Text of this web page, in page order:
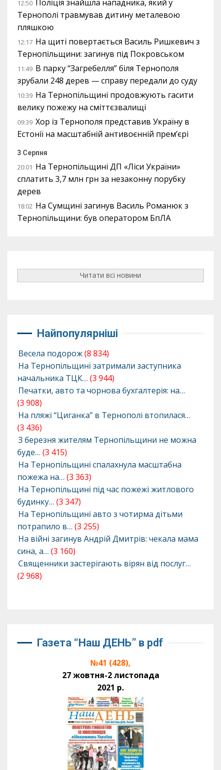
12:50 Поліція знайшла нападника, який у
Тернополі травмував дитину металевою
пляшкою
12:17 На щиті повертається Василь Ришкевич з
Тернопільщини: загинув під Покровськом
11:49 В парку “Загребелля” біля Тернополя
зрубали 248 дерев — справу передали до суду
10:39 На Тернопільщині продовжують гасити
велику пожежу на сміттєзвалищі
09:39 Хор із Тернополя представив Україну в
Естонії на масштабній антивоєнній прем’єрі
3 Серпня
20:01 На Тернопільщині ДП «Ліси України»
сплатить 3,7 млн грн за незаконну порубку
дерев
18:02 На Сумщині загинув Василь Романюк з
Тернопільщини: був оператором БпЛА
Читати всі новини
Найпопулярніші
Весела подорож(8 834)
На Тернопільщині затримали заступника
начальника ТЦК… (3 944)
Печатки, авто та чорнова бухгалтерія: на…
(3 908)
На пляжі “Циганка” в Тернополі втопилася…
(3 436)
З березня жителям Тернопільщини не можна
буде… (3 415)
На Тернопільщині спалахнула масштабна
пожежа на… (3 363)
На Тернопільщині під час пожежі житлового
будинку… (3 347)
На Тернопільщині авто з чотирма дітьми
потрапило в… (3 255)
На війні загинув Андрій Дмитрів: чекала мама
сина, а… (3 160)
Священники застерігають вірян від послуг…
(2 968)
Газета “Наш ДЕНЬ” в pdf
№41 (428),
27 жовтня-2 листопада
2021 р.